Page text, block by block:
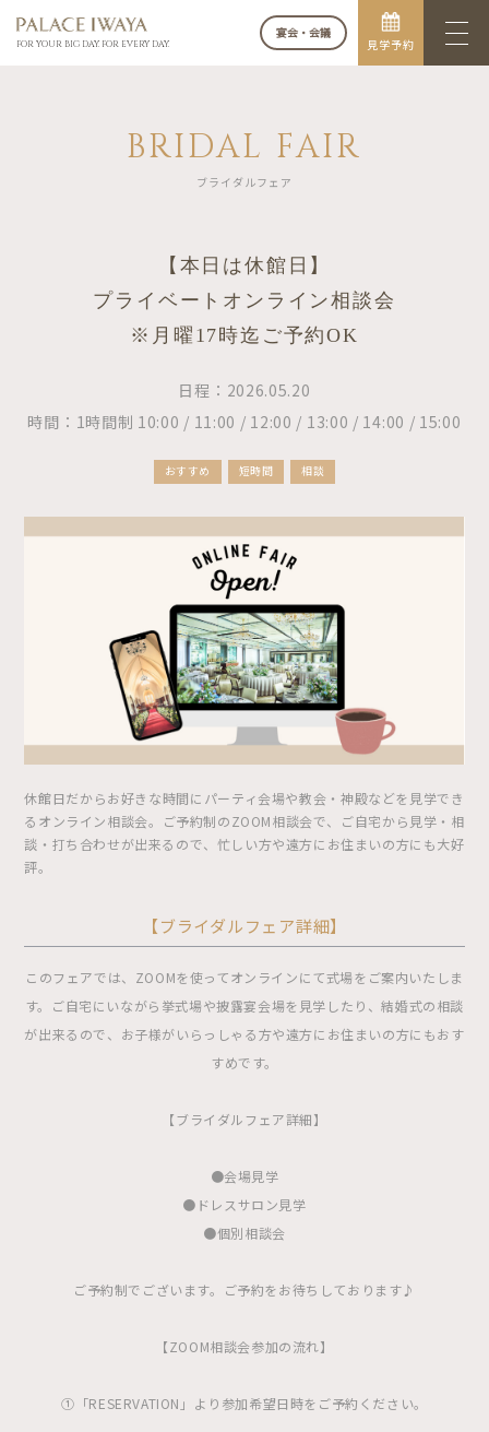
FOR YOUR BIG DAY. FOR EVERY DAY.
宴会・会議
見学予約
BRIDAL FAIR
ブライダルフェア
【本日は休館日】
プライベートオンライン相談会
※月曜17時迄ご予約OK
日程：2026.05.20
時間：1時間制 10:00 / 11:00 / 12:00 / 13:00 / 14:00 / 15:00
おすすめ 短時間 相談
休館日だからお好きな時間にパーティ会場や教会・神殿などを見学でき
るオンライン相談会。ご予約制のZOOM相談会で、ご自宅から見学・相
談・打ち合わせが出来るので、忙しい方や遠方にお住まいの方にも大好
評。
【ブライダルフェア詳細】
このフェアでは、ZOOMを使ってオンラインにて式場をご案内いたしま
す。ご自宅にいながら挙式場や披露宴会場を見学したり、結婚式の相談
が出来るので、お子様がいらっしゃる方や遠方にお住まいの方にもおす
すめです。
【ブライダルフェア詳細】
●会場見学
●ドレスサロン見学
●個別相談会
ご予約制でございます。ご予約をお待ちしております♪
【ZOOM相談会参加の流れ】
①「RESERVATION」より参加希望日時をご予約ください。